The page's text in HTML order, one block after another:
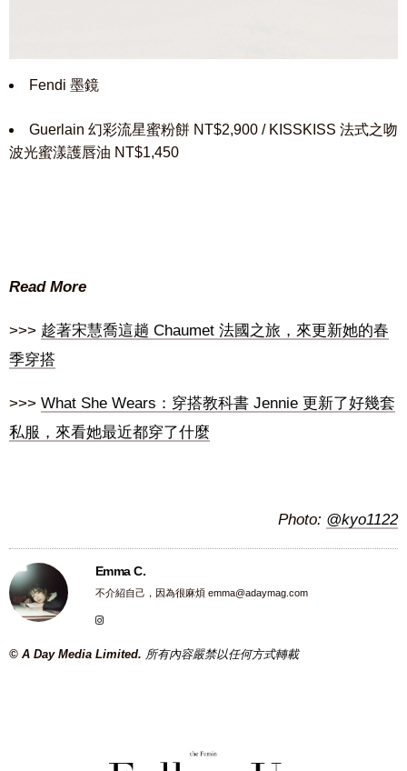
Fendi 墨鏡
Guerlain 幻彩流星蜜粉餅 NT$2,900 / KISSKISS 法式之吻
波光蜜漾護唇油 NT$1,450
Read More
>>> 趁著宋慧喬這趟 Chaumet 法國之旅，來更新她的春
季穿搭
>>> What She Wears：穿搭教科書 Jennie 更新了好幾套
私服，來看她最近都穿了什麼
Photo: @kyo1122
Emma C.
不介紹自己，因為很麻煩 emma@adaymag.com
© A Day Media Limited. 所有內容嚴禁以任何方式轉載